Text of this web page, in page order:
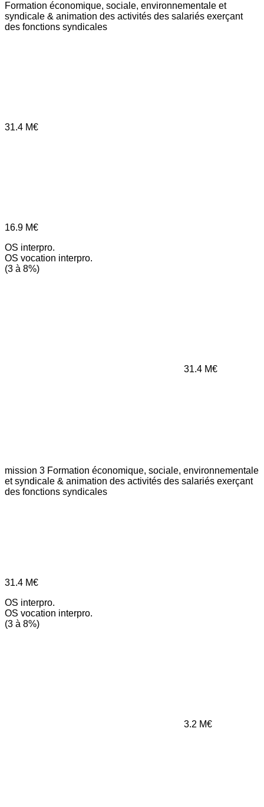
Formation économique, sociale, environnementale et
syndicale & animation des activités des salariés exerçant
des fonctions syndicales
31.4 M€
16.9 M€
OS interpro.
OS vocation interpro.
(3 à 8%)
31.4 M€
mission 3 Formation économique, sociale, environnementale
et syndicale & animation des activités des salariés exerçant
des fonctions syndicales
31.4 M€
OS interpro.
OS vocation interpro.
(3 à 8%)
3.2 M€